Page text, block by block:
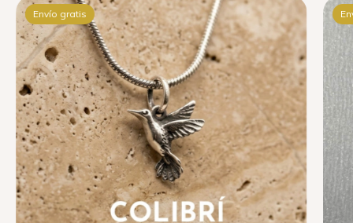
Envío gratis